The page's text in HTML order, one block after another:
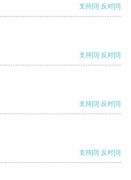
支持[0] 反对[0]
支持[0] 反对[0]
支持[0] 反对[0]
支持[0] 反对[0]